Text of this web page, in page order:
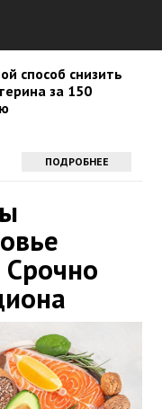
способ снизить
за 150
ПОДРОБНЕЕ
Срочно